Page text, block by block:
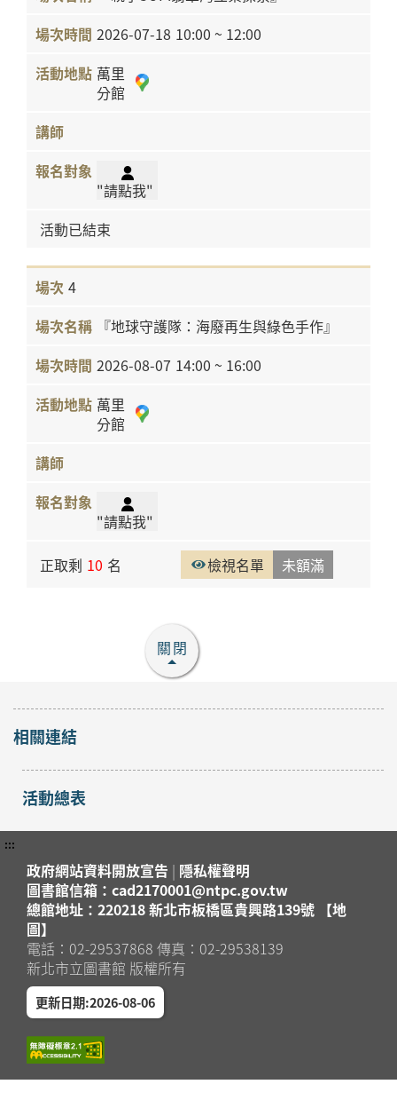
2026-07-18 10:00 ~ 12:00
萬里
分館
"請點我"
活動已結束
4
『地球守護隊：海廢再生與綠色手作』
2026-08-07 14:00 ~ 16:00
萬里
分館
"請點我"
正取剩 10 名 檢視名單 未額滿
關閉
相關連結
活動總表
:::
政府網站資料開放宣告 | 隱私權聲明
圖書館信箱：cad2170001@ntpc.gov.tw
總館地址：220218 新北市板橋區貴興路139號 【地
圖】
電話：02-29537868 傳真：02-29538139
新北市立圖書館 版權所有
更新日期:2026-08-06